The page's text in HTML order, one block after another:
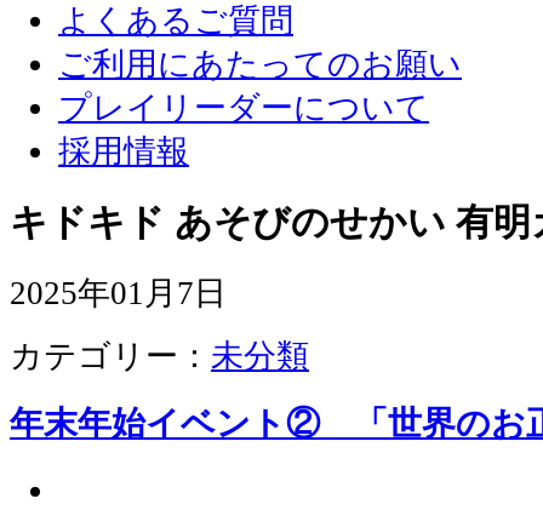
よくあるご質問
ご利用にあたってのお願い
プレイリーダーについて
採用情報
キドキド あそびのせかい 有
2025年01月7日
カテゴリー： 未分類
年末年始イベント② 「世界のお